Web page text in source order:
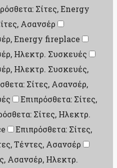
Σίτες, Energy
Ασανσέρ
Energy fireplace
Ηλεκτρ. Συσκευές
Ηλεκτρ. Συσκευές,
Σίτες, Ασανσέρ,
Επιπρόσθετα: Σίτες,
Σίτες, Ηλεκτρ.
Επιπρόσθετα: Σίτες,
Τέντες, Ασανσέρ
Ασανσέρ, Ηλεκτρ.